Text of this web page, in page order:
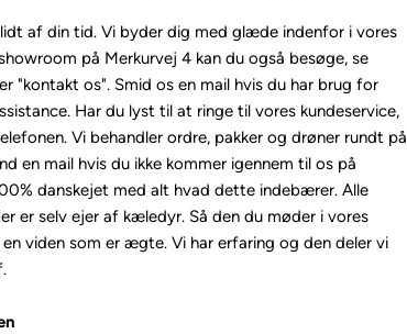
af din tid. Vi byder dig med glæde indenfor i vores
på Merkurvej 4 kan du også besøge, se
"kontakt os". Smid os en mail hvis du har brug for
Har du lyst til at ringe til vores kundeservice,
Vi behandler ordre, pakker og drøner rundt på
en mail hvis du ikke kommer igennem til os på
danskejet med alt hvad dette indebærer. Alle
er selv ejer af kæledyr. Så den du møder i vores
en viden som er ægte. Vi har erfaring og den deler vi